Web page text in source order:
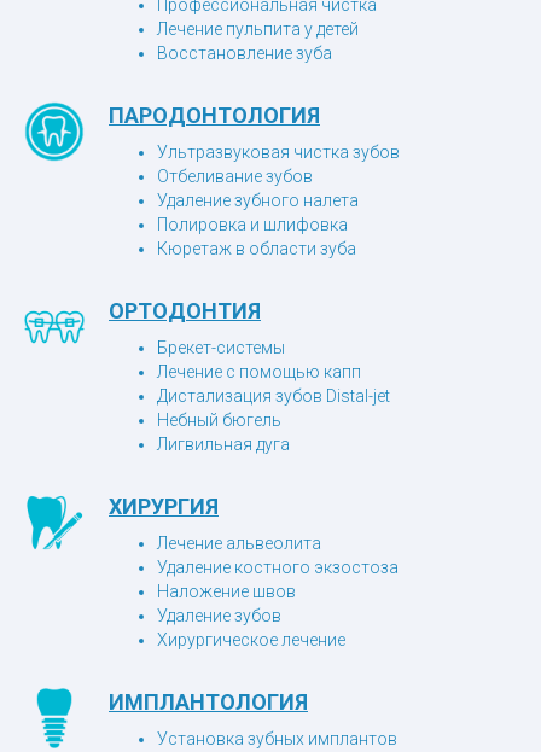
Профессиональная чистка
Лечение пульпита у детей
Восстановление зуба
ПАРОДОНТОЛОГИЯ
Ультразвуковая чистка зубов
Отбеливание зубов
Удаление зубного налета
Полировка и шлифовка
Кюретаж в области зуба
ОРТОДОНТИЯ
Брекет-системы
Лечение с помощью капп
Дистализация зубов Distal-jet
Небный бюгель
Лигвильная дуга
ХИРУРГИЯ
Лечение альвеолита
Удаление костного экзостоза
Наложение швов
Удаление зубов
Хирургическое лечение
ИМПЛАНТОЛОГИЯ
Установка зубных имплантов